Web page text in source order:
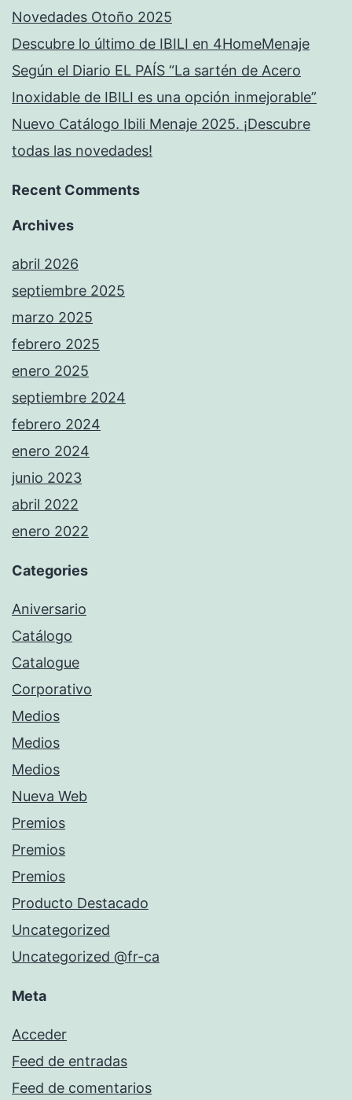
Novedades Otoño 2025
Descubre lo último de IBILI en 4HomeMenaje
Según el Diario EL PAÍS “La sartén de Acero
Inoxidable de IBILI es una opción inmejorable”
Nuevo Catálogo Ibili Menaje 2025. ¡Descubre
todas las novedades!
Recent Comments
Archives
abril 2026
septiembre 2025
marzo 2025
febrero 2025
enero 2025
septiembre 2024
febrero 2024
enero 2024
junio 2023
abril 2022
enero 2022
Categories
Aniversario
Catálogo
Catalogue
Corporativo
Medios
Medios
Medios
Nueva Web
Premios
Premios
Premios
Producto Destacado
Uncategorized
Uncategorized @fr-ca
Meta
Acceder
Feed de entradas
Feed de comentarios